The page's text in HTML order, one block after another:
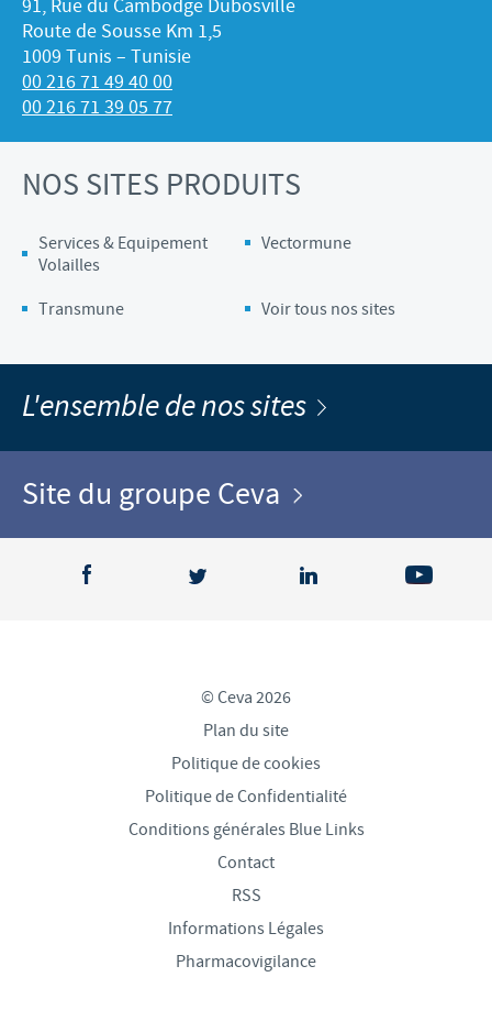
91, Rue du Cambodge Dubosville
Route de Sousse Km 1,5
1009 Tunis – Tunisie
00 216 71 49 40 00
00 216 71 39 05 77
NOS SITES PRODUITS
Services & Equipement
Volailles
Vectormune
Transmune Voir tous nos sites
L'ensemble de nos sites
Site du groupe Ceva
© Ceva 2026
Plan du site
Politique de cookies
Politique de Confidentialité
Conditions générales Blue Links
Contact
RSS
Informations Légales
Pharmacovigilance